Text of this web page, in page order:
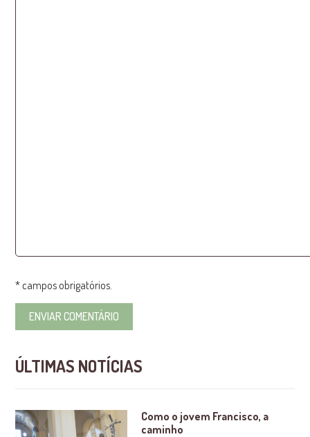
* campos obrigatórios.
ÚLTIMAS NOTÍCIAS
Como o jovem Francisco, a
caminho